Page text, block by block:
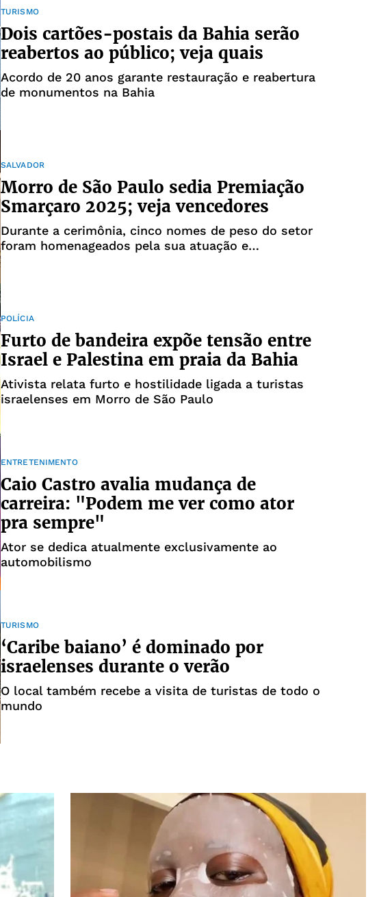
TURISMO
Dois cartões-postais da Bahia serão
reabertos ao público; veja quais
Acordo de 20 anos garante restauração e reabertura
de monumentos na Bahia
SALVADOR
Morro de São Paulo sedia Premiação
Smarçaro 2025; veja vencedores
Durante a cerimônia, cinco nomes de peso do setor
foram homenageados pela sua atuação e
POLÍCIA
Furto de bandeira expõe tensão entre
Israel e Palestina em praia da Bahia
Ativista relata furto e hostilidade ligada a turistas
israelenses em Morro de São Paulo
ENTRETENIMENTO
Caio Castro avalia mudança de
carreira: "Podem me ver como ator
pra sempre"
Ator se dedica atualmente exclusivamente ao
automobilismo
TURISMO
‘Caribe baiano’ é dominado por
israelenses durante o verão
O local também recebe a visita de turistas de todo o
mundo